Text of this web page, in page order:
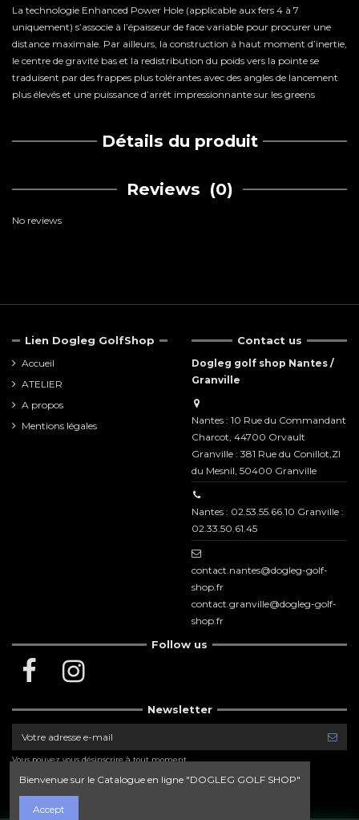
La technologie Enhanced Power Hole (applicable aux fers 4 à 7
uniquement) s’associe à l’épaisseur de face variable pour procurer une
distance maximale. Par ailleurs, la construction à haut moment d’inertie,
le centre de gravité bas et la redistribution du poids vers la pointe se
traduisent par des frappes plus tolérantes avec des angles de lancement
plus élevés et une puissance d’arrêt impressionnante sur les greens
Détails du produit
Reviews (0)
No reviews
Lien Dogleg GolfShop
Accueil
ATELIER
A propos
Mentions légales
Contact us
Dogleg golf shop Nantes /
Granville
Nantes : 10 Rue du Commandant
Charcot, 44700 Orvault
Granville : 381 Rue du Conillot,ZI
du Mesnil, 50400 Granville
Nantes : 02.53.55.66.10 Granville :
02.33.50.61.45
contact.nantes@dogleg-golf-
shop.fr
contact.granville@dogleg-golf-
shop.fr
Follow us
Newsletter
Vous pouvez vous désinscrire à tout moment.
contact dans les conditions d'utilisation du site.
Bienvenue sur le Catalogue en ligne "DOGLEG GOLF SHOP"
Accept